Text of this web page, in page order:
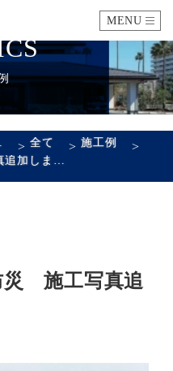
MENU
つ アクセス
>全て >施工例 >
施工写真追